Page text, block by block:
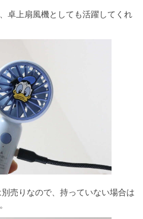
卓上扇風機としても活躍してくれ
売りなので、持っていない場合は